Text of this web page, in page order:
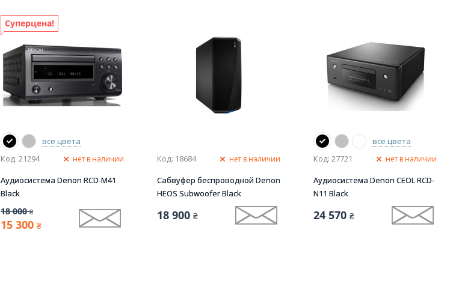
Суперцена!
все цвета
Код: 21294
нет в наличии
Аудиосистема Denon RCD-M41
Black
18 000 ₴
15 300 ₴
Код: 18684 нет в наличии
Сабвуфер беспроводной Denon
HEOS Subwoofer Black
18 900 ₴
все цвета
Код: 27721
нет в наличии
Аудиосистема Denon CEOL RCD-
N11 Black
24 570 ₴